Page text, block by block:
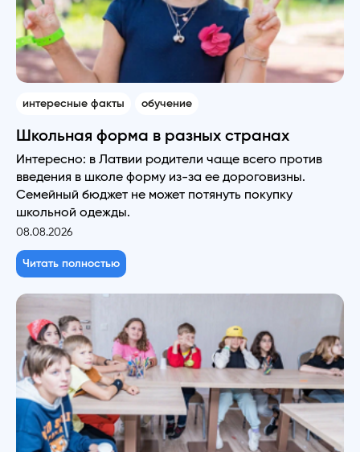
интересные факты обучение
Школьная форма в разных странах
Интересно: в Латвии родители чаще всего против
введения в школе форму из-за ее дороговизны.
Семейный бюджет не может потянуть покупку
школьной одежды.
08.08.2026
Читать полностью